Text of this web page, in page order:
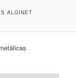
ALGINET